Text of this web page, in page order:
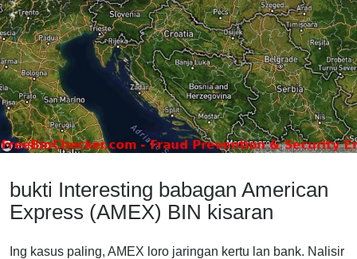
bukti Interesting babagan American
Express (AMEX) BIN kisaran
Ing kasus paling, AMEX loro jaringan kertu lan bank. Nalisir